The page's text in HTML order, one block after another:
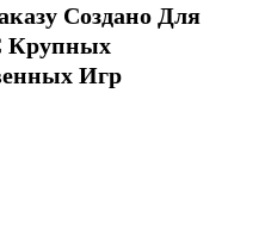
Создано Для
Крупных
Игр